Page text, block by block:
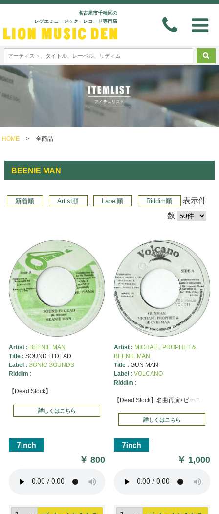
名古屋市千種区の
レゲエミュージック・レコード専門店
HOME > 全商品
BEENIE MAN
新着順 Artist順 Label順 Riddim順
表示件
数
Artist : BEENIE MAN
Title : SOUND FI DEAD
Label : SONIC SOUNDS
Riddim :
【Dead Stock】
詳しくはこちら
￥800
Artist : MICHAEL PROPHET &
BEENIE MAN
Title : GUN MAN
Label : VOLCANO
Riddim :
【Dead Stock】名曲再演+ビーニ
詳しくはこちら
￥ 1,000